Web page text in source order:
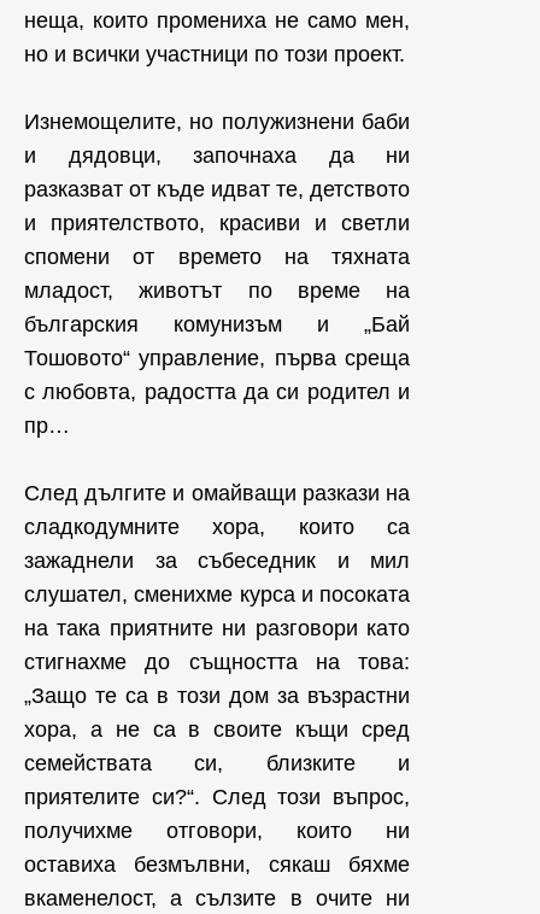
неща, които промениха не само мен,
но и всички участници по този проект.
Изнемощелите, но полужизнени баби
и дядовци, започнаха да ни
разказват от къде идват те, детството
и приятелството, красиви и светли
спомени от времето на тяхната
младост, животът по време на
българския комунизъм и „Бай
Тошовото“ управление, първа среща
с любовта, радостта да си родител и
пр…
След дългите и омайващи разкази на
сладкодумните хора, които са
зажаднели за събеседник и мил
слушател, сменихме курса и посоката
на така приятните ни разговори като
стигнахме до същността на това:
„Защо те са в този дом за възрастни
хора, а не са в своите къщи сред
семействата си, близките и
приятелите си?“. След този въпрос,
получихме отговори, които ни
оставиха безмълвни, сякаш бяхме
вкаменелост, а сълзите в очите ни